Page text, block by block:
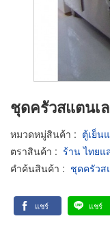
ชุดครัวสแตนเ
หมวดหมู่สินค้า : ตู้เย็น
ตราสินค้า : ร้าน ไทยแ
คำค้นสินค้า : ชุดครัวส
แชร์ แชร์